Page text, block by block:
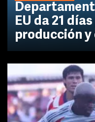
EU da 21
producción y